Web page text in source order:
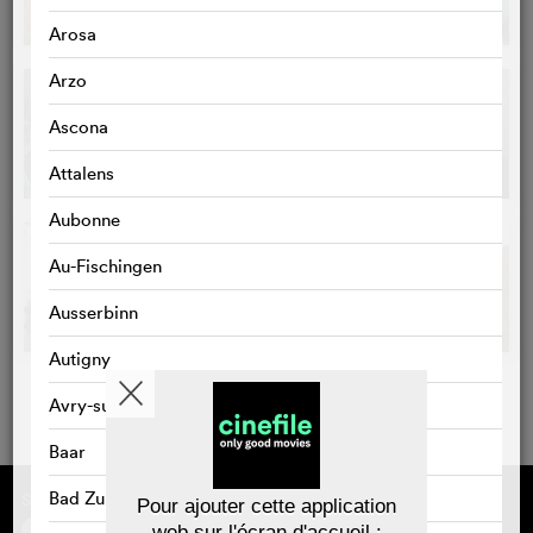
Arosa
Arzo
Ascona
Attalens
Aubonne
Au-Fischingen
Ausserbinn
Autigny
Avry-sur-Matran
Baar
Bad Zurzach
Sponsorisé par
À propos de cinefile
S'inscrire/s'abonner
Pour ajouter cette application